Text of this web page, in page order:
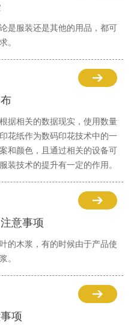
是服装还是其他的用品，都可
。
据相关的数据现实，使用数量
花纸作为数码印花技术中的一
和颜色，且通过相关的设备可
装技术的提升有一定的作用。
意事项
的木浆，有的时候由于产品使
。
项